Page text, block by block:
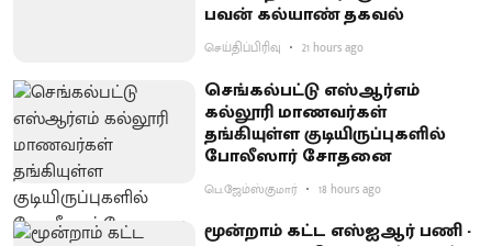
பவன் கல்யாண் தகவல்
செய்திப்பிரிவு 21 hours ago
செங்கல்பட்டு எஸ்ஆர்எம்
கல்லூரி மாணவர்கள்
தங்கியுள்ள குடியிருப்புகளில்
போலீஸார் சோதனை
பெ.ஜேம்ஸ்குமார் 18 hours ago
மூன்றாம் கட்ட எஸ்ஐஆர் பணி -